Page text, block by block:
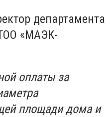
департамента
«МАЭК-
оплаты за
площади дома и